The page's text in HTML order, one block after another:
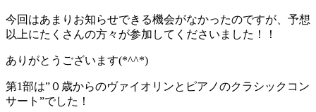
今回はあまりお知らせできる機会がなかったのですが、予想
以上にたくさんの方々が参加してくださいました！！
ありがとうございます(*^^*)
第1部は”０歳からのヴァイオリンとピアノのクラシックコン
サート”でした！